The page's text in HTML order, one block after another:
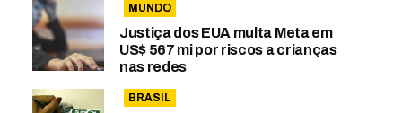
MUNDO
Justiça dos EUA multa Meta em
US$ 567 mi por riscos a crianças
nas redes
BRASIL